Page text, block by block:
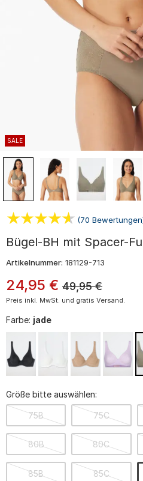
SALE
(70
Bügel-BH mit Spacer-
Artikelnummer: 181129-713
24,95 € 49,95 €
Preis inkl. MwSt. und gratis Versand.
Farbe: jade
Größe bitte auswählen:
75B 75C
80B 80C
85B 85C